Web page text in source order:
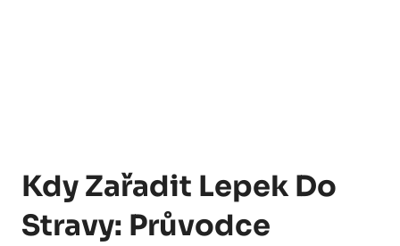
Kdy Zařadit Lepek Do
Stravy: Průvodce